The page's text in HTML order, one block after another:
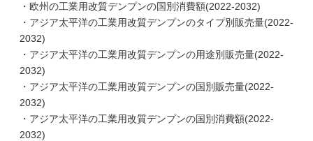
・欧州の工業用改質デンプンの国別消費額(2022-2032)
・アジア太平洋の工業用改質デンプンのタイプ別販売量(2022-
2032)
・アジア太平洋の工業用改質デンプンの用途別販売量(2022-
2032)
・アジア太平洋の工業用改質デンプンの国別販売量(2022-
2032)
・アジア太平洋の工業用改質デンプンの国別消費額(2022-
2032)